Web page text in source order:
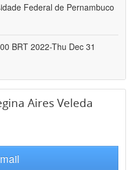
Federal de Pernambuco
BRT 2022-Thu Dec 31
Aires Veleda